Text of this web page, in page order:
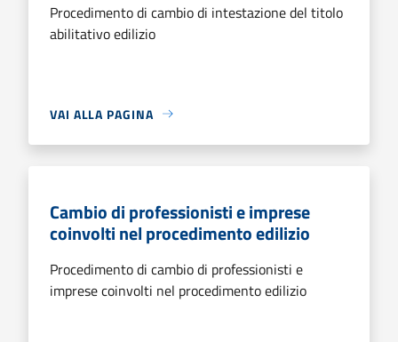
Procedimento di cambio di intestazione del titolo
abilitativo edilizio
VAI ALLA PAGINA
Cambio di professionisti e imprese
coinvolti nel procedimento edilizio
Procedimento di cambio di professionisti e
imprese coinvolti nel procedimento edilizio